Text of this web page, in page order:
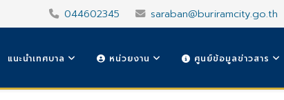
044602345 saraban@buriramcity.go.th
แนะนำเทศบาล หน่วยงาน ศูนย์ข้อมูลข่าวสาร